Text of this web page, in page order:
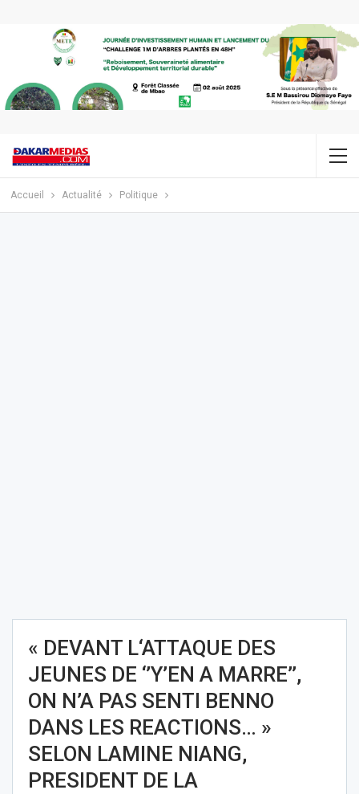
Accueil Actualité Politique
« DEVANT L‘ATTAQUE DES
JEUNES DE ‘’Y’EN A MARRE’’,
ON N’A PAS SENTI BENNO
DANS LES REACTIONS… »
SELON LAMINE NIANG,
PRESIDENT DE LA